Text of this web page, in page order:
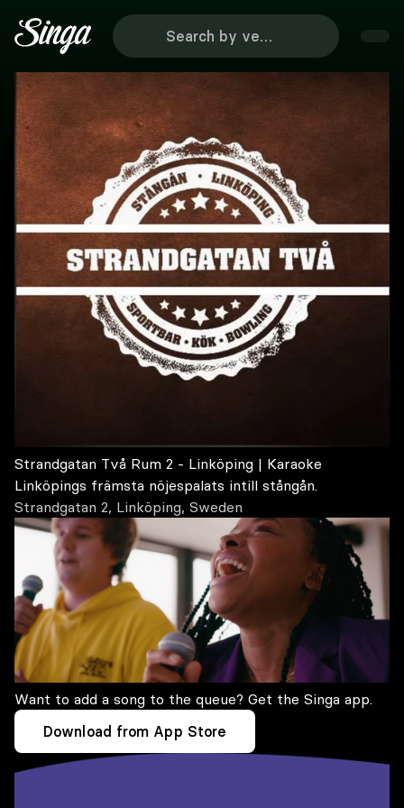
Strandgatan Två Rum 2 - Linköping | Karaoke
Linköpings främsta nöjespalats intill stångån.
Strandgatan 2, Linköping, Sweden
Want to add a song to the queue? Get the Singa app.
Download from App Store